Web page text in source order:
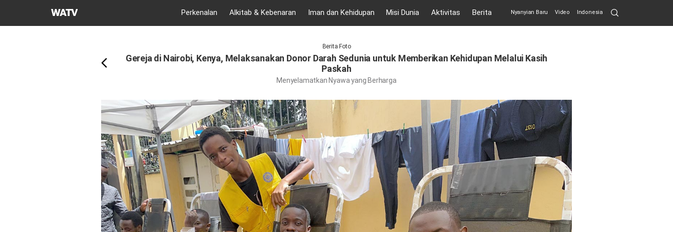
Gereja
Perkenalan Alkitab & Kebenaran Iman dan Kehidupan Misi Dunia Aktivitas Berita Nyanyian Baru Video Indonesia Search
Submit
Berita Foto
Gereja di Nairobi, Kenya, Melaksanakan Donor Darah Sedunia untuk Memberikan Kehidupan Melalui Kasih
Paskah
Menyelamatkan Nyawa yang Berharga